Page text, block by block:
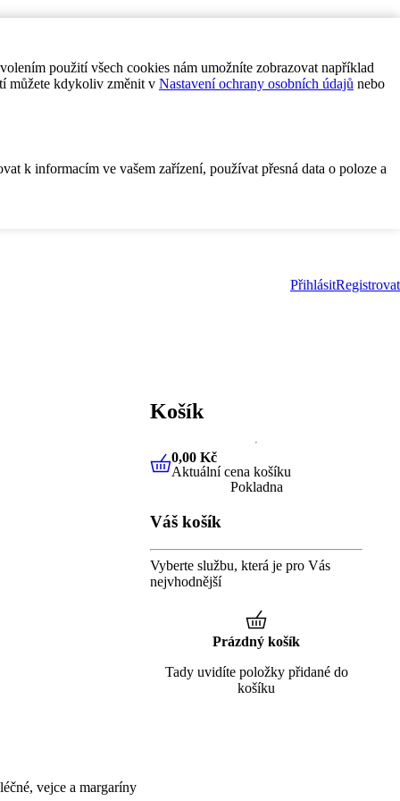
použití všech cookies nám umožníte zobrazovat například
můžete kdykoliv změnit v Nastavení ochrany osobních údajů nebo
k informacím ve vašem zařízení, používat přesná data o poloze a
PřihlásitRegistrovat
vejce a margaríny
Košík
0,00 KčAktuální cena košíku
0,00 Kč
Aktuální cena košíku
Pokladna
Váš košík
Vyberte službu, která je pro Vás
nejvhodnější
Prázdný košík
Tady uvidíte položky přidané do
košíku